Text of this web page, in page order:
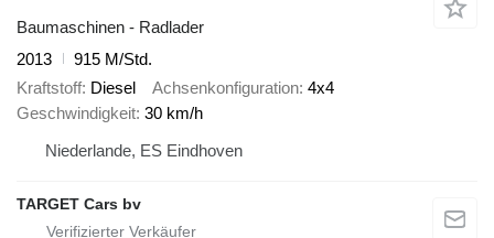
Baumaschinen - Radlader
2013
915 M/Std.
Kraftstoff Diesel Achsenkonfiguration 4x4
Geschwindigkeit 30 km/h
Niederlande, ES Eindhoven
TARGET Cars bv